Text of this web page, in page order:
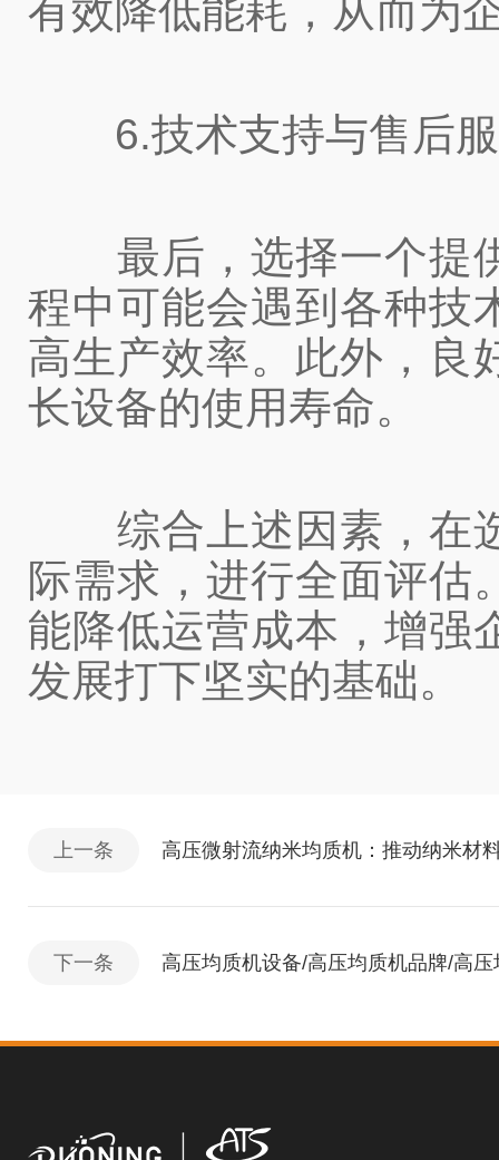
有效降低能耗，从而为
6.技术支持与售后
最后，选择一个提供
程中可能会遇到各种技
高生产效率。此外，良
长设备的使用寿命。
综合上述因素，在选
际需求，进行全面评估
能降低运营成本，增强
发展打下坚实的基础。
上一条 高压微射流纳米均质机：推动纳米材
下一条 高压均质机设备/高压均质机品牌/高